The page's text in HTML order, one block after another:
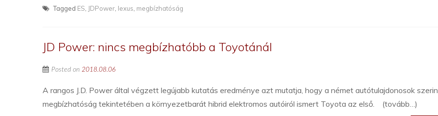
Tagged ES, JDPower, lexus, megbízhatóság
JD Power: nincs megbízhatóbb a Toyotánál
Posted on 2018.08.06
A rangos J.D. Power által végzett legújabb kutatás eredménye azt mutatja, hogy a német autótulajdonosok
megbízhatóság tekintetében a környezetbarát hibrid elektromos autóiról ismert Toyota az első. (tovább…)